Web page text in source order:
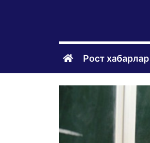
Рост хабарлар